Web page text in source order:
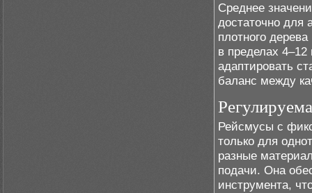
Среднее
достаточно для
плотного
в пределах
адаптировать
баланс между
Рейсмусы с
только для
разные
подачи. Она
инструмента,